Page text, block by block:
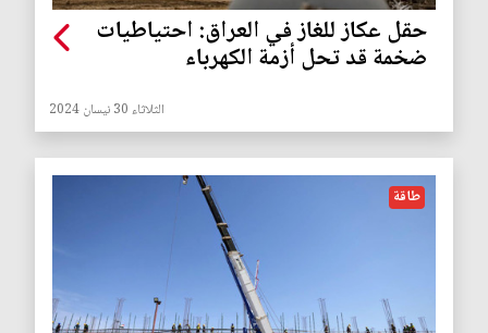
حقل عكاز للغاز في العراق: احتياطيات
ضخمة قد تحل أزمة الكهرباء
الثلاثاء 30 نيسان 2024
طاقة